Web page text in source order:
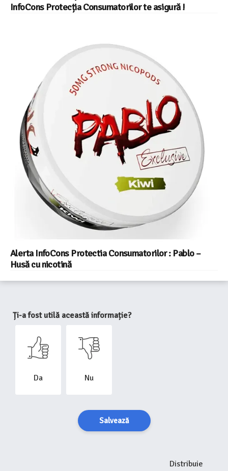
InfoCons Protecția Consumatorilor te asigură !
Alerta InfoCons Protectia Consumatorilor : Pablo –
Husă cu nicotină
Ți-a fost utilă această informație?
Da Nu
Salvează
Distribuie